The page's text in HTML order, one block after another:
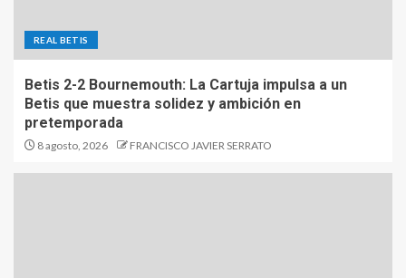
REAL BETIS
Betis 2-2 Bournemouth: La Cartuja impulsa a un
Betis que muestra solidez y ambición en
pretemporada
8 agosto, 2026 FRANCISCO JAVIER SERRATO